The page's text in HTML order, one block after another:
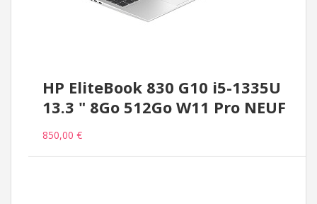
HP EliteBook 830 G10 i5-1335U
13.3 " 8Go 512Go W11 Pro NEUF
850,00 €